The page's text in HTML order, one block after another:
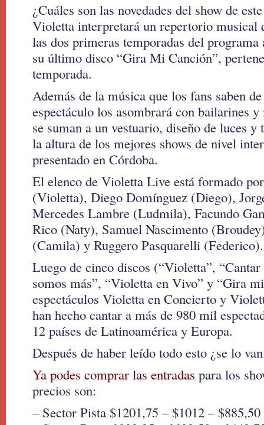
¿Cuáles son las novedades del show de
Violetta interpretará un repertorio musical
las dos primeras temporadas del programa
su último disco “Gira Mi Canción”,
temporada.
Además de la música que los fans saben
espectáculo los asombrará con bailarines
se suman a un vestuario, diseño de luces y
la altura de los mejores shows de nivel
presentado en Córdoba.
El elenco de Violetta Live está formado
(Violetta), Diego Domínguez (Diego),
Mercedes Lambre (Ludmila), Facundo
Rico (Naty), Samuel Nascimento
(Camila) y Ruggero Pasquarelli (Federico).
Luego de cinco discos (“Violetta”,
somos más”, “Violetta en Vivo” y “Gira
espectáculos Violetta en Concierto y
han hecho cantar a más de 980 mil
12 países de Latinoamérica y Europa.
Después de haber leído todo esto ¿se lo
Ya podes comprar las entradas para los
precios son:
– Sector Pista $1201,75 – $1012 –